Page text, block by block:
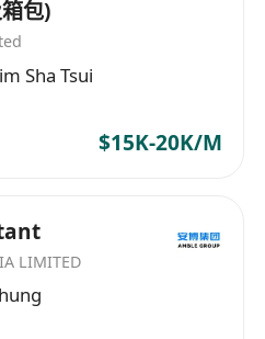
品工作经验2年以上
質量管理相關工作經驗，
及GMP要求者優先
型的工藝特點與質量控制
析
要工作語言，同時流利使
與口頭溝通
跨部門協作意識與團隊管
及箱包)
Sha Tsui
$15K-20K/M
LIMITED